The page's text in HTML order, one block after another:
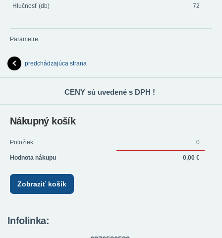
Hlučnosť (db) 72
Parametre
predchádzajúca strana
CENY sú uvedené s DPH !
Nákupný košík
Položiek 0
Hodnota nákupu 0,00 €
Zobraziť košík
Infolinka: